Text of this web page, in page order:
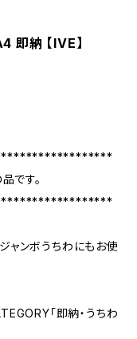
即納 【IVE】
です。
ャンボうちわにもお使
「即納・うちわ